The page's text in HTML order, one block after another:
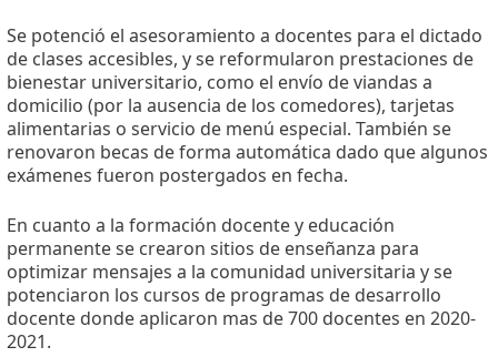
Se potenció el asesoramiento a docentes para el dictado
de clases accesibles, y se reformularon prestaciones de
bienestar universitario, como el envío de viandas a
domicilio (por la ausencia de los comedores), tarjetas
alimentarias o servicio de menú especial. También se
renovaron becas de forma automática dado que algunos
exámenes fueron postergados en fecha.
En cuanto a la formación docente y educación
permanente se crearon sitios de enseñanza para
optimizar mensajes a la comunidad universitaria y se
potenciaron los cursos de programas de desarrollo
docente donde aplicaron mas de 700 docentes en 2020-
2021.